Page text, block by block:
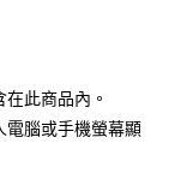
銀行
此商品內。
電腦或手機螢幕顯